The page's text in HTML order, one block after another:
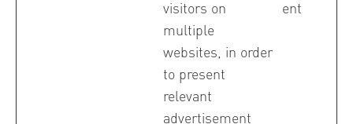
visitors on
multiple
websites, in order
to present
relevant
advertisement
ent